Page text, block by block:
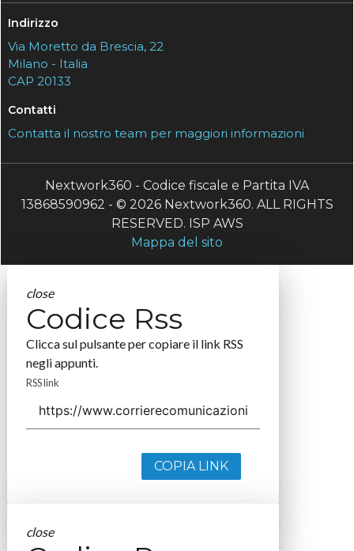
Indirizzo
Via Moretto da Brescia, 22
Milano - Italia
CAP 20133
Contatti
Contatta il nostro team per maggiori informazioni
Nextwork360 - Codice fiscale e Partita IVA
13868590962 - © 2026 Nextwork360. ALL RIGHTS
RESERVED. ISP AWS
Mappa del sito
close
Codice Rss
Clicca sul pulsante per copiare il link RSS
negli appunti.
RSS link
COPIA LINK
close